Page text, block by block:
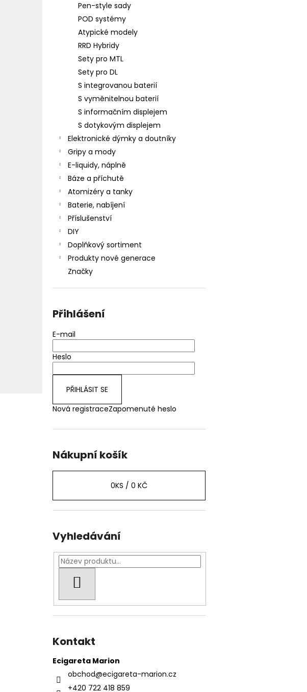
Pen-style sady
POD systémy
Atypické modely
RRD Hybridy
Sety pro MTL
Sety pro DL
S integrovanou baterií
S vyměnitelnou baterií
S informačním displejem
S dotykovým displejem
Elektronické dýmky a doutníky
Gripy a mody
E-liquidy, náplně
Báze a příchutě
Atomizéry a tanky
Baterie, nabíjení
Příslušenství
DIY
Doplňkový sortiment
Produkty nové generace
Značky
Přihlášení
E-mail
Heslo
PŘIHLÁSIT SE
Nová registraceZapomenuté heslo
Nákupní košík
0KS / 0 KČ
Vyhledávání
Kontakt
Ecigareta Marion
obchod@ecigareta-marion.cz
+420 722 418 859